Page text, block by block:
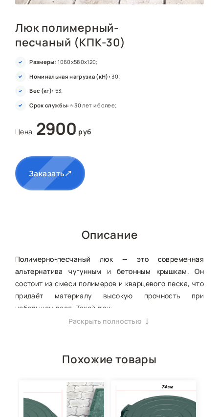
Люк полимерный-
песчаный (КПК-30)
Размеры: 1060x580x120;
Номинальная нагрузка (кН): 30;
Вес (кг): 53;
Срок службы: ≈ 30 лет и более;
Цена 2900 руб
Заказать
Описание
Полимерно-песчаный люк — это современная
альтернатива чугунным и бетонным крышкам. Он
состоит из смеси полимеров и кварцевого песка, что
придаёт материалу высокую прочность при
небольшом весе. Такой люк:
не подвержен коррозии(не ржавеет);
не впитывает влагуи не разрушается от талых вод;
Мы предлагаем полимерно-песчаные люки круглой и
квадратной формы, с замком или без, для колодцев
Раскрыть полностью
Похожие товары